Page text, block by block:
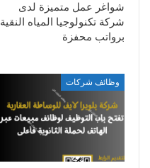
شواغر عمل متميزة لدى
شركة تكنولوجيا المياه النقية
برواتب محفزة
وظائف شركات